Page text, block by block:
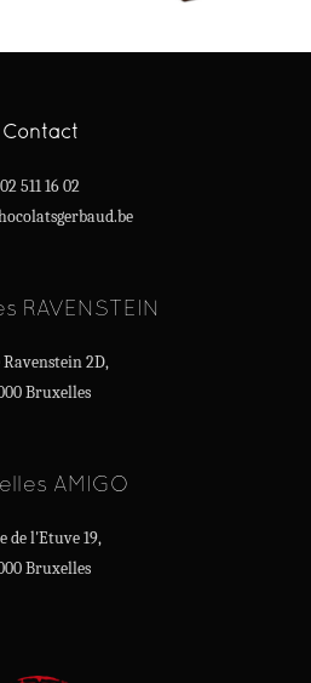
Contact
02 511 16 02
RAVENSTEIN
Ravenstein 2D,
Bruxelles
AMIGO
de l'Etuve 19,
Bruxelles